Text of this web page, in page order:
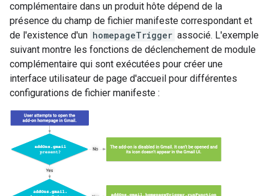
complémentaire dans un produit hôte dépend de la
présence du champ de fichier manifeste correspondant et
de l'existence d'un homepageTrigger associé. L'exemple
suivant montre les fonctions de déclenchement de module
complémentaire qui sont exécutées pour créer une
interface utilisateur de page d'accueil pour différentes
configurations de fichier manifeste :